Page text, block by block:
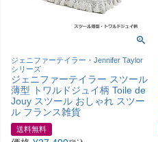
ジェニファーテイラー・Jennifer Taylor
シリーズ
ジェニファーテイラー スツール
薄型 トワルドジュイ柄 Toile de
Jouy スツール おしゃれ スツー
ル フランス雑貨
送料無料